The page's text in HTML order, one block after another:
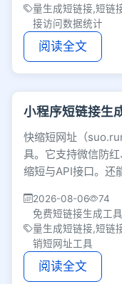
量生成短链接,短链
接访问数据统计
阅读全文
小程序短链接生
快缩短网址（
具。它支持微信防
缩短与API接口。还
2026-08-06
74
免费短链接生成工
量生成短链接,短链
销短网址工具
阅读全文